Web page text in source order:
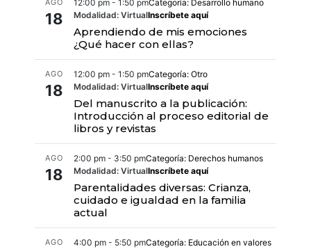
AGO
18
12:00 pm - 1:50 pmCategoría: Desarrollo humano
Modalidad: VirtualInscríbete aquí
Aprendiendo de mis emociones
¿Qué hacer con ellas?
AGO
18
12:00 pm - 1:50 pmCategoría: Otro
Modalidad: VirtualInscríbete aquí
Del manuscrito a la publicación:
Introducción al proceso editorial de
libros y revistas
AGO
18
2:00 pm - 3:50 pmCategoría: Derechos humanos
Modalidad: VirtualInscríbete aquí
Parentalidades diversas: Crianza,
cuidado e igualdad en la familia
actual
AGO 4:00 pm - 5:50 pmCategoría: Educación en valores